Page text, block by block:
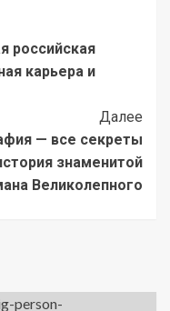
российская
карьера и
Далее
— все секреты
знаменитой
Великолепного